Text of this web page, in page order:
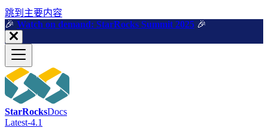
跳到主要内容
🎉️ Watch on demand: StarRocks Summit 2025 🎉️
StarRocksDocs
Latest-4.1